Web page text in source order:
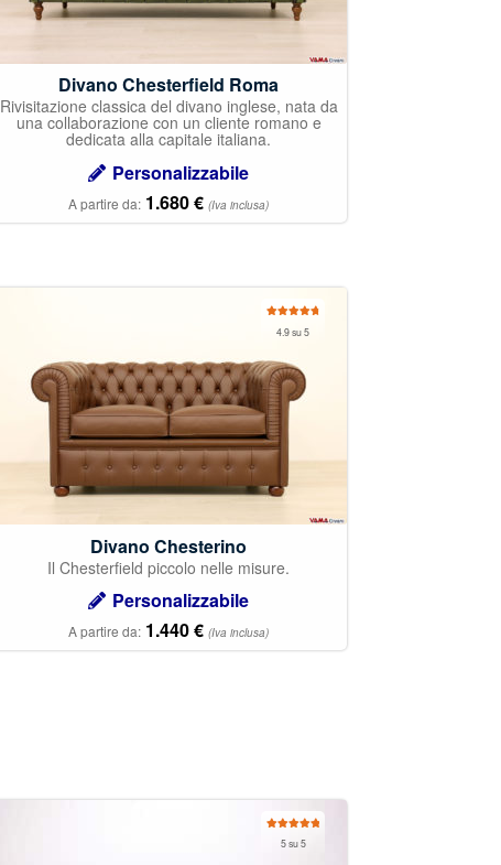
Divano Chesterfield Roma
Rivisitazione classica del divano inglese, nata da
una collaborazione con un cliente romano e
dedicata alla capitale italiana.
Personalizzabile
A partire da: 1.680€ (Iva inclusa)
4.9 su 5
Divano Chesterino
Il Chesterfield piccolo nelle misure.
Personalizzabile
A partire da: 1.440€ (Iva inclusa)
5 su 5